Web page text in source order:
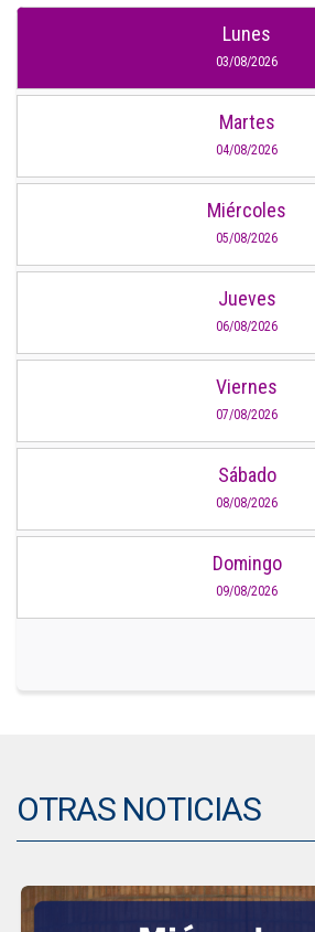
Lunes
03/08/2026
Martes
04/08/2026
Miércoles
05/08/2026
Jueves
06/08/2026
Viernes
07/08/2026
Sábado
08/08/2026
Domingo
09/08/2026
OTRAS NOTICIAS